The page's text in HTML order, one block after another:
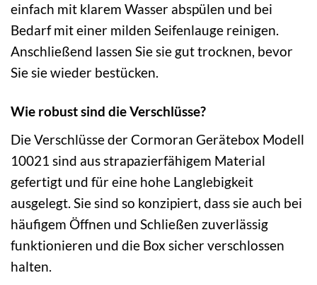
einfach mit klarem Wasser abspülen und bei
Bedarf mit einer milden Seifenlauge reinigen.
Anschließend lassen Sie sie gut trocknen, bevor
Sie sie wieder bestücken.
Wie robust sind die Verschlüsse?
Die Verschlüsse der Cormoran Gerätebox Modell
10021 sind aus strapazierfähigem Material
gefertigt und für eine hohe Langlebigkeit
ausgelegt. Sie sind so konzipiert, dass sie auch bei
häufigem Öffnen und Schließen zuverlässig
funktionieren und die Box sicher verschlossen
halten.